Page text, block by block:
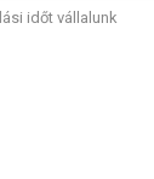
időt vállalunk